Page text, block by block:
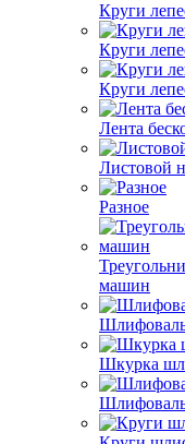
Круги
Круги
Круги
Лента
Листовой
Разное
машин
Шкурка